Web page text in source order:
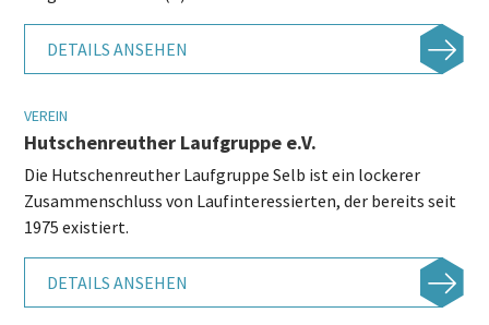
DETAILS ANSEHEN
VEREIN
Hutschenreuther Laufgruppe e.V.
Die Hutschenreuther Laufgruppe Selb ist ein lockerer
Zusammenschluss von Laufinteressierten, der bereits seit
1975 existiert.
DETAILS ANSEHEN